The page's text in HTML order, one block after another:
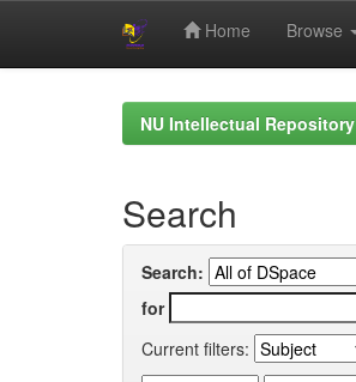
Home Browse
NU Intellectual Repository
Search
Search:
for
Current filters: